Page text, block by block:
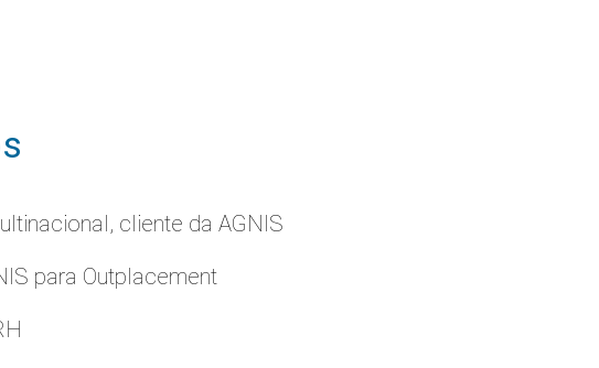
cliente da AGNIS
para Outplacement